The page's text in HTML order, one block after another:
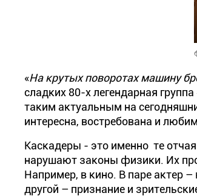
«На крутых поворотах машину
сладких 80-х легендарная
таким актуальным на
интересна, востребована и
Каскадеры - это именно те
нарушают законы физики. Их
Например, в кино. В паре актер
другой – признание и